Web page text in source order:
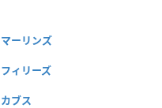
マーリンズ
フィリーズ
カブス